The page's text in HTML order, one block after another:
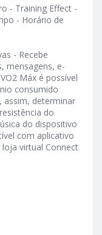
- Training Effect -
- Horário de
- Recebe
mensagens, e-
Máx é possível
consumido
assim, determinar
do
do dispositivo
com aplicativo
virtual Connect